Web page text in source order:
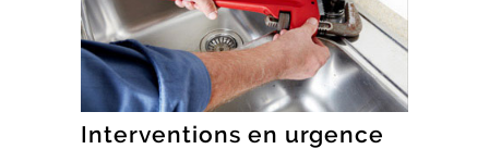
Interventions en urgence